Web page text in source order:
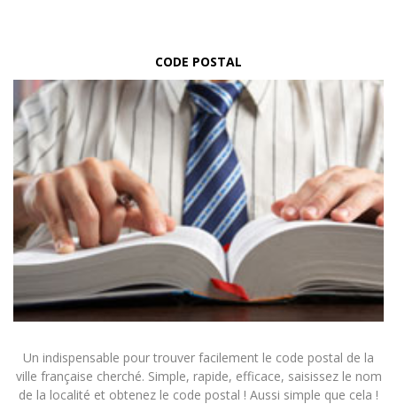
CODE POSTAL
Un indispensable pour trouver facilement le code postal de la
ville française cherché. Simple, rapide, efficace, saisissez le nom
de la localité et obtenez le code postal ! Aussi simple que cela !